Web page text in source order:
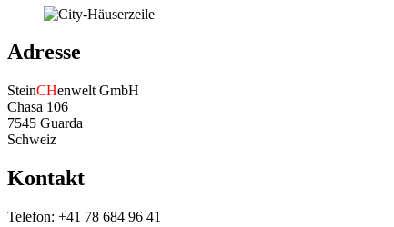
Adresse
SteinCHenwelt GmbH
Chasa 106
7545 Guarda
Schweiz
Kontakt
Telefon: +41 78 684 96 41